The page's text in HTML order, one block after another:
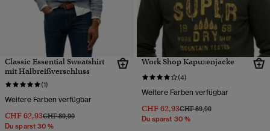
Classic Essential Sweatshirt
mit Halbreißverschluss
(1)
Weitere Farben verfügbar
CHF 62,93Preis wurde reduziert von
CHF 89,90bis
Du sparst 30 %
Work Shop Kapuzenjacke
(4)
Weitere Farben verfügbar
CHF 62,93Preis wurde reduziert von
CHF 89,90bis
Du sparst 30 %